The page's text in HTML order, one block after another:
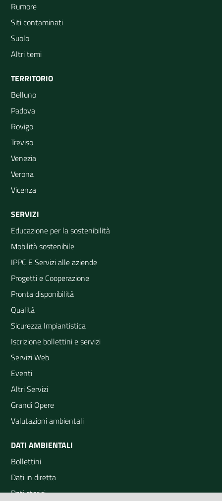
Rumore
Siti contaminati
Suolo
Altri temi
TERRITORIO
Belluno
Padova
Rovigo
Treviso
Venezia
Verona
Vicenza
SERVIZI
Educazione per la sostenibilità
Mobilità sostenibile
IPPC E Servizi alle aziende
Progetti e Cooperazione
Pronta disponibilità
Qualità
Sicurezza Impiantistica
Iscrizione bollettini e servizi
Servizi Web
Eventi
Altri Servizi
Grandi Opere
Valutazioni ambientali
DATI AMBIENTALI
Bollettini
Dati in diretta
Dati storici